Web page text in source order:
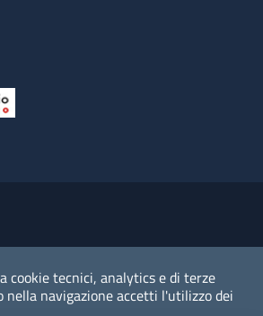
cookie tecnici, analytics e di terze
nella navigazione accetti l'utilizzo dei
del dato personale